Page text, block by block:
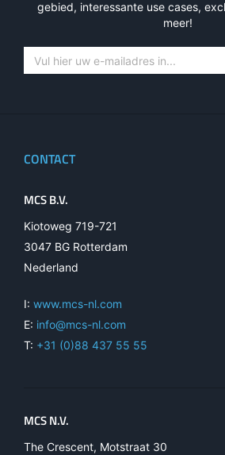
gebied, interessante use cases,
meer!
CONTACT
MCS B.V.
Kiotoweg 719-721
3047 BG Rotterdam
Nederland
I: www.mcs-nl.com
E: info@mcs-nl.com
T: +31 (0)88 437 55 55
MCS N.V.
The Crescent, Motstraat 30